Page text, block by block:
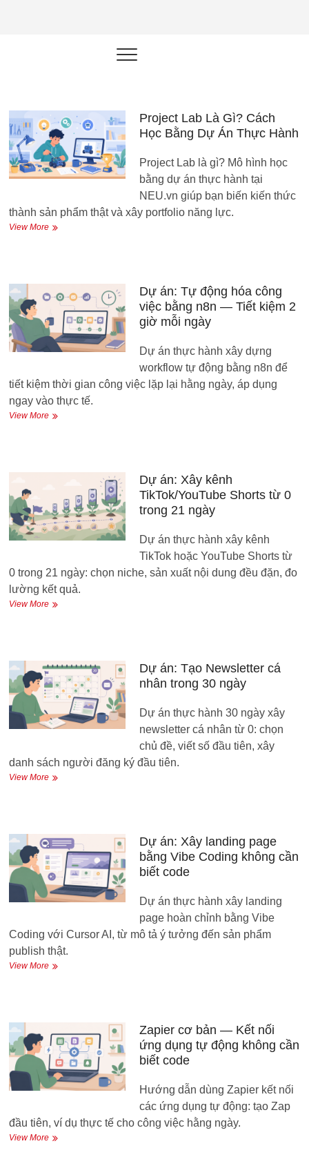
năng lực cá
nhân trong
thời đại AI
Project Lab Là Gì? Cách
Học Bằng Dự Án Thực Hành
Project Lab là gì? Mô hình học
bằng dự án thực hành tại
NEU.vn giúp bạn biến kiến thức
thành sản phẩm thật và xây portfolio năng lực.
View MoreProject
Bằng
Án
Thực
Hành
Dự án: Tự động hóa công
việc bằng n8n — Tiết kiệm 2
giờ mỗi ngày
Dự án thực hành xây dựng
workflow tự động bằng n8n để
tiết kiệm thời gian công việc lặp lại hằng ngày, áp dụng
ngay vào thực tế.
View MoreDự
bằng
n8n
—
Tiết
giờ
mỗi
ngày
Dự án: Xây kênh
TikTok/YouTube Shorts từ 0
trong 21 ngày
Dự án thực hành xây kênh
TikTok hoặc YouTube Shorts từ
0 trong 21 ngày: chọn niche, sản xuất nội dung đều đặn, đo
lường kết quả.
View MoreDự
Shorts
từ
0
21
ngày
Dự án: Tạo Newsletter cá
nhân trong 30 ngày
Dự án thực hành 30 ngày xây
newsletter cá nhân từ 0: chọn
chủ đề, viết số đầu tiên, xây
danh sách người đăng ký đầu tiên.
View MoreDự
nhân
trong
30
ngày
Dự án: Xây landing page
bằng Vibe Coding không cần
biết code
Dự án thực hành xây landing
page hoàn chỉnh bằng Vibe
Coding với Cursor AI, từ mô tả ý tưởng đến sản phẩm
publish thật.
View MoreDự
Vibe
Coding
không
cần
biết
Zapier cơ bản — Kết nối
ứng dụng tự động không cần
biết code
Hướng dẫn dùng Zapier kết nối
các ứng dụng tự động: tạo Zap
đầu tiên, ví dụ thực tế cho công việc hằng ngày.
View MoreZapier